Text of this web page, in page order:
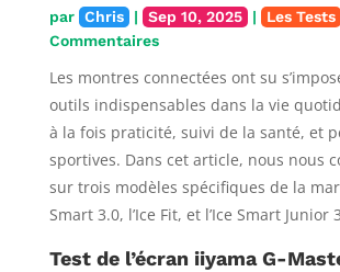
par Chris | Sep 10, 2025 | Les Tests
Commentaires
Les montres connectées ont su
outils indispensables dans la vie
à la fois praticité, suivi de la santé, et
sportives. Dans cet article, nous nous
sur trois modèles spécifiques de la
Smart 3.0, l’Ice Fit, et l’Ice Smart Junior
Test de l’écran iiyama G-